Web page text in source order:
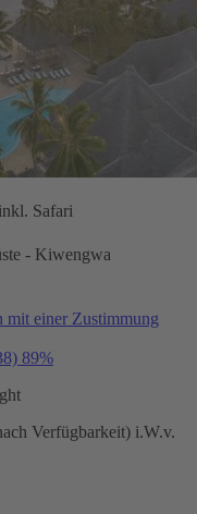
Safari
- Kiwengwa
mit einer Zustimmung
89%
Verfügbarkeit) i.W.v.